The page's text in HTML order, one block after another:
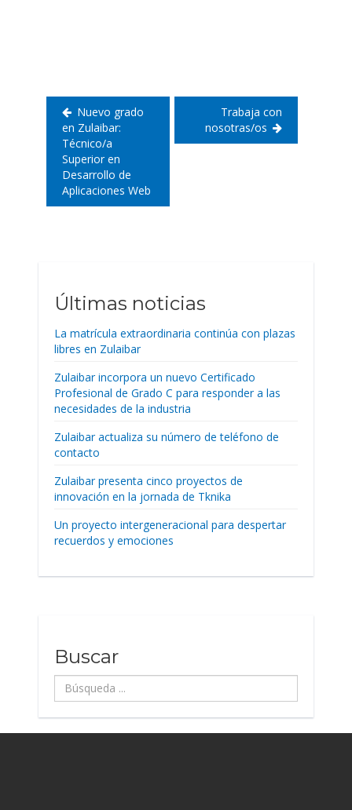
Nuevo grado
en Zulaibar:
Técnico/a
Superior en
Desarrollo de
Aplicaciones Web
Trabaja con
nosotras/os
Últimas noticias
La matrícula extraordinaria continúa con plazas
libres en Zulaibar
Zulaibar incorpora un nuevo Certificado
Profesional de Grado C para responder a las
necesidades de la industria
Zulaibar actualiza su número de teléfono de
contacto
Zulaibar presenta cinco proyectos de
innovación en la jornada de Tknika
Un proyecto intergeneracional para despertar
recuerdos y emociones
Buscar
Búsqueda
...